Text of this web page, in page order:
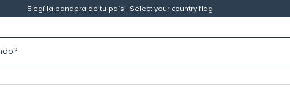
Elegí la bandera de tu país | Select your country flag